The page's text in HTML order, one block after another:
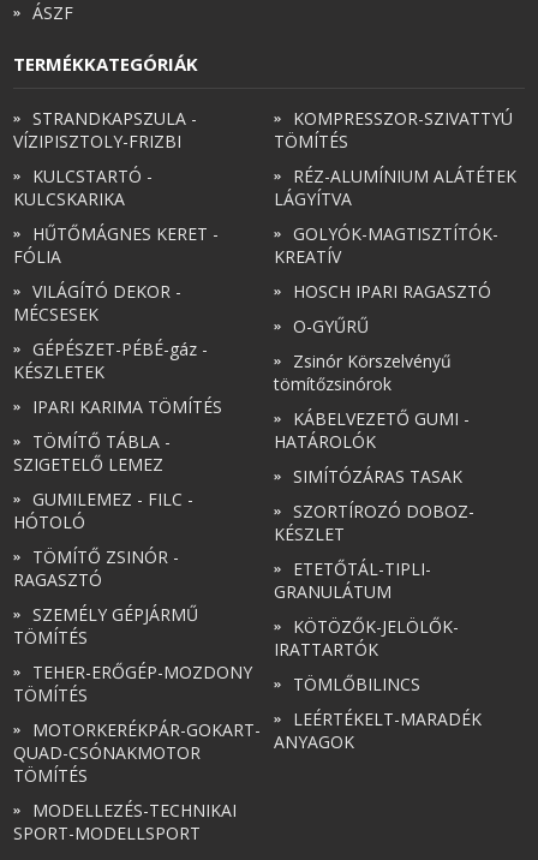
ÁSZF
TERMÉKKATEGÓRIÁK
STRANDKAPSZULA -
VÍZIPISZTOLY-FRIZBI
KULCSTARTÓ -
KULCSKARIKA
HŰTŐMÁGNES KERET -
FÓLIA
VILÁGÍTÓ DEKOR -
MÉCSESEK
GÉPÉSZET-PÉBÉ-gáz -
KÉSZLETEK
IPARI KARIMA TÖMÍTÉS
TÖMÍTŐ TÁBLA -
SZIGETELŐ LEMEZ
GUMILEMEZ - FILC -
HÓTOLÓ
TÖMÍTŐ ZSINÓR -
RAGASZTÓ
SZEMÉLY GÉPJÁRMŰ
TÖMÍTÉS
TEHER-ERŐGÉP-MOZDONY
TÖMÍTÉS
MOTORKERÉKPÁR-GOKART-
QUAD-CSÓNAKMOTOR
TÖMÍTÉS
MODELLEZÉS-TECHNIKAI
SPORT-MODELLSPORT
KOMPRESSZOR-SZIVATTYÚ
TÖMÍTÉS
RÉZ-ALUMÍNIUM ALÁTÉTEK
LÁGYÍTVA
GOLYÓK-MAGTISZTÍTÓK-
KREATÍV
HOSCH IPARI RAGASZTÓ
O-GYŰRŰ
Zsinór Körszelvényű
tömítőzsinórok
KÁBELVEZETŐ GUMI -
HATÁROLÓK
SIMÍTÓZÁRAS TASAK
SZORTÍROZÓ DOBOZ-
KÉSZLET
ETETŐTÁL-TIPLI-
GRANULÁTUM
KÖTÖZŐK-JELÖLŐK-
IRATTARTÓK
TÖMLŐBILINCS
LEÉRTÉKELT-MARADÉK
ANYAGOK